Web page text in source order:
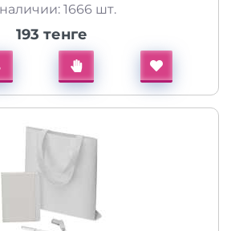
1666 шт.
193 тенге